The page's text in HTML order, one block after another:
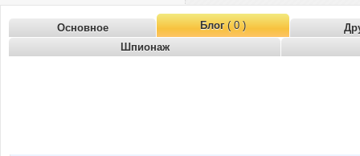
Основное Блог( 0 )
Шпионаж